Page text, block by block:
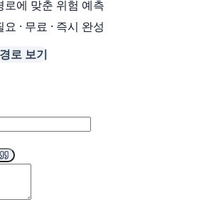
로에 맞춘 위험 예측
· 무료 · 즉시 완성
로 보기